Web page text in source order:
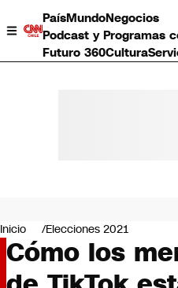
PaísMundoNegocios
Podcast y Programas
Futuro 360Cultura
Negocios
Deportes
Programas completos
Cultura
Inicio Elecciones 2021
Cómo los